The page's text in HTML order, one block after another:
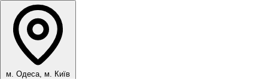
м. Одеса, м. Київ